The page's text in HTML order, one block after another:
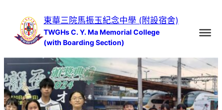
內
容
東華三院馬振玉紀念中學 (附設宿舍)
TWGHs C. Y. Ma Memorial College
(with Boarding Section)